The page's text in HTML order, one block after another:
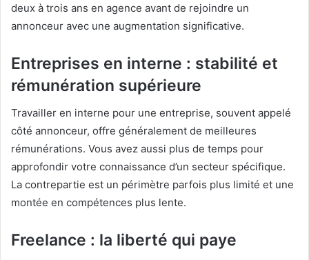
deux à trois ans en agence avant de rejoindre un
annonceur avec une augmentation significative.
Entreprises en interne : stabilité et
rémunération supérieure
Travailler en interne pour une entreprise, souvent appelé
côté annonceur, offre généralement de meilleures
rémunérations. Vous avez aussi plus de temps pour
approfondir votre connaissance d’un secteur spécifique.
La contrepartie est un périmètre parfois plus limité et une
montée en compétences plus lente.
Freelance : la liberté qui paye